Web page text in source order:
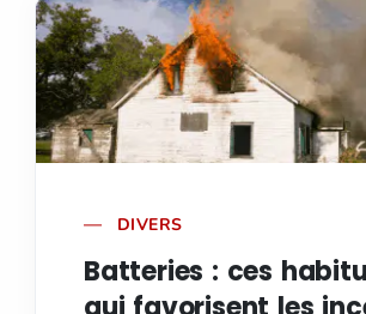
DIVERS
Batteries : ces